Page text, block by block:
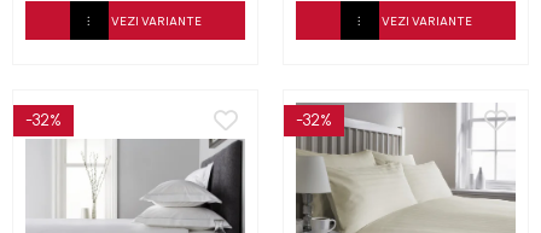
VEZI VARIANTE VEZI VARIANTE
-32% -32%